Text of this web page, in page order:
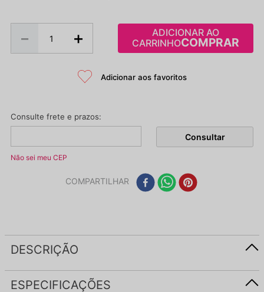
＋
－
ADICIONAR AO
CARRINHO
Não sei meu CEP
COMPARTILHAR
DESCRIÇÃO
ESPECIFICAÇÕES